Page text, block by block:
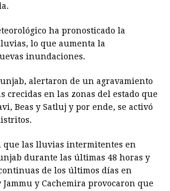
ha pronosticado la
lo que aumenta la
inundaciones.
alertaron de un agravamiento
crecidas en las zonas del estado que
Beas y Satluj y por ende, se activó
que las lluvias intermitentes en
durante las últimas 48 horas y
de los últimos días en
y Cachemira provocaron que